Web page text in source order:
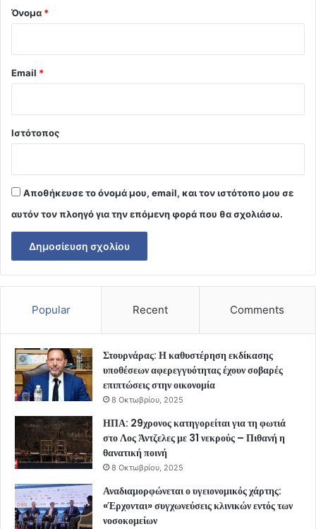
Όνομα *
Email *
Ιστότοπος
Αποθήκευσε το όνομά μου, email, και τον ιστότοπο μου σε
αυτόν τον πλοηγό για την επόμενη φορά που θα σχολιάσω.
Popular Recent Comments
Στουρνάρας: Η καθυστέρηση εκδίκασης
υποθέσεων αφερεγγυότητας έχουν σοβαρές
επιπτώσεις στην οικονομία
8 Οκτωβρίου, 2025
ΗΠΑ: 29χρονος κατηγορείται για τη φωτιά
στο Λος Άντζελες με 31 νεκρούς – Πιθανή η
θανατική ποινή
8 Οκτωβρίου, 2025
Αναδιαμορφώνεται ο υγειονομικός χάρτης:
«Έρχονται» συγχωνεύσεις κλινικών εντός των
νοσοκομείων